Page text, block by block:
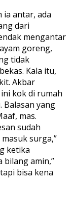
ia antar, ada
dari
mengantar
goreng,
tidak
Kala itu,
Akbar
kok di rumah
Balasan yang
mas.
sudah
surga,”
ketika
bilang amin,”
bisa kena